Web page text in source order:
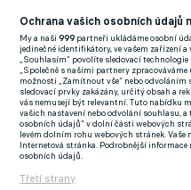
(EN)
FlashFutbal (SK)
Tenisportal.cz
Tenisové zprávy
na Livesportu
Ochrana vašich osobních údajů
My a naši999 partneři ukládáme osobní
jedinečné identifikátory, ve vašem zařízení
„Souhlasím“ povolíte sledovací
„Společně s našimi partnery
možnosti „Zamítnout vše“ nebo odvoláním
sledovací prvky zakázány, určitý obsah a
vás nemusejí být relevantní. Tuto nabídku
vašich nastavení nebo odvolání souhlasu,
osobních údajů“ v dolní části webových
levém dolním rohu webových stránek.
Internetová stránka. Podrobnější
osobních údajů.
Třetí strany